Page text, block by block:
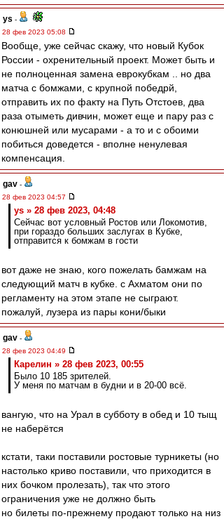
ys -
28 фев 2023 05:08
Вообще, уже сейчас скажу, что новый Кубок
России - охренительный проект. Может быть и
не полноценная замена еврокубкам .. но два
матча с бомжами, с крупной победрй,
отправить их по факту на Путь Отстоев, два
раза отыметь дивчин, может еще и пару раз с
конюшней или мусарами - а то и с обоими
побиться доведется - вполне ненулевая
компенсация.
gav -
28 фев 2023 04:57
ys » 28 фев 2023, 04:48
Сейчас вот условный Ростов или Локомотив,
при гораздо больших заслугах в Кубке,
отправится к бомжам в гости
вот даже не знаю, кого пожелать бамжам на
следующий матч в кубке. с Ахматом они по
регламенту на этом этапе не сыграют.
пожалуй, лузера из пары кони/быки
gav -
28 фев 2023 04:49
Карелин » 28 фев 2023, 00:55
Было 10 185 зрителей.
У меня по матчам в будни и в 20-00 всё.
вангую, что на Урал в субботу в обед и 10 тыщ
не наберётся
кстати, таки поставили ростовые турникеты (но
настолько криво поставили, что приходится в
них бочком пролезать), так что этого
ограничения уже не должно быть
но билеты по-прежнему продают только на низ